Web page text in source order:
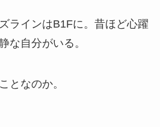
ラインはB1Fに。昔ほど心躍
な自分がいる。
となのか。